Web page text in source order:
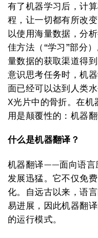
有了机器学习后，计
程，让一切都有所改
以使用海量数据，分
佳方法（“学习”部分
量数据的获取渠道得
意识思考任务时，机
面已经可以达到人类
X光片中的骨折。在机
用是颠覆性的：机器翻
什么是机器翻译？
机器翻译——面向语
发展迅猛。它不仅免
化。自远古以来，语
易进展，因此机器翻
的运行模式。